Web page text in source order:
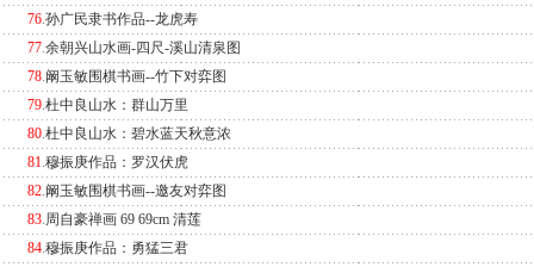
76.孙广民隶书作品--龙虎寿
77.余朝兴山水画-四尺-溪山清泉图
78.阚玉敏围棋书画--竹下对弈图
79.杜中良山水：群山万里
80.杜中良山水：碧水蓝天秋意浓
81.穆振庚作品：罗汉伏虎
82.阚玉敏围棋书画--邀友对弈图
83.周自豪禅画 69 69cm 清莲
84.穆振庚作品：勇猛三君